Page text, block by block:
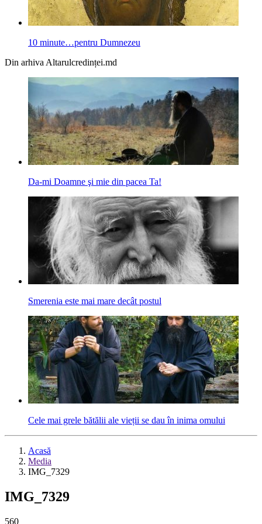
10 minute…pentru Dumnezeu
Din arhiva Altarulcredinței.md
Da-mi Doamne şi mie din pacea Ta!
Smerenia este mai mare decât postul
Cele mai grele bătălii ale vieții se dau în inima omului
Acasă
Media
IMG_7329
IMG_7329
560